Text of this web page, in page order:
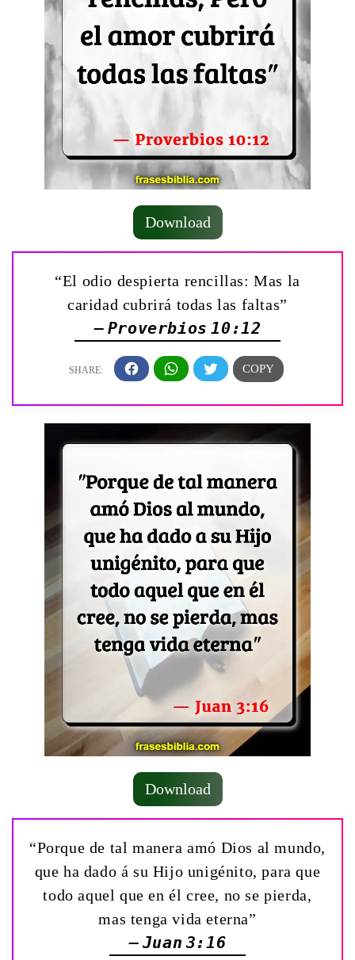
Download
“El odio despierta rencillas: Mas la
caridad cubrirá todas las faltas”
— Proverbios 10:12
Download
“Porque de tal manera amó Dios al mundo,
que ha dado á su Hijo unigénito, para que
todo aquel que en él cree, no se pierda,
mas tenga vida eterna”
— Juan 3:16